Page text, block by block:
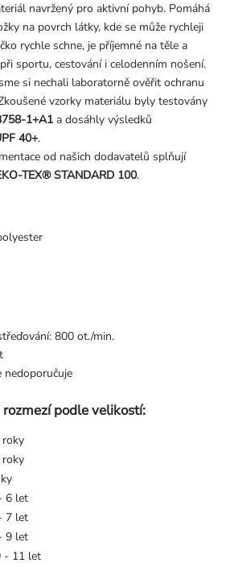
navržený pro aktivní pohyb. Pomáhá
na povrch látky, kde se může rychleji
rychle schne, je příjemné na těle a
sportu, cestování i celodenním nošení.
si nechali laboratorně ověřit ochranu
vzorky materiálu byly testovány
1+A1 a dosáhly výsledků
40+.
od našich dodavatelů splňují
TEX® STANDARD 100.
800 ot./min.
nedoporučuje
podle velikostí:
6 let
7 let
9 let
- 11 let